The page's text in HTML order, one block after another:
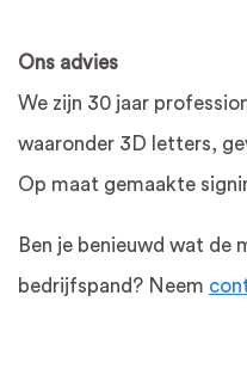
Ons advies
We zijn 30 jaar
waaronder 3D letters,
Op maat gemaakte
Ben je benieuwd wat de
bedrijfspand? Neem